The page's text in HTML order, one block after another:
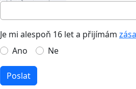
Je mi alespoň 16 let a přijímám
Ano
Ne
Poslat